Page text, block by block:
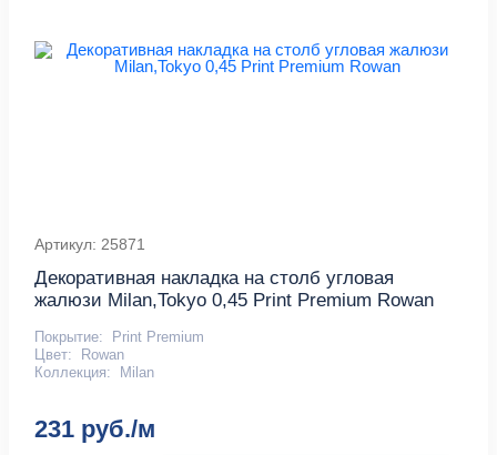
Артикул: 25871
Декоративная накладка на столб угловая
жалюзи Milan,Tokyo 0,45 Print Premium Rowan
Покрытие:
Print Premium
Цвет:
Rowan
Коллекция:
Milan
231 руб./м